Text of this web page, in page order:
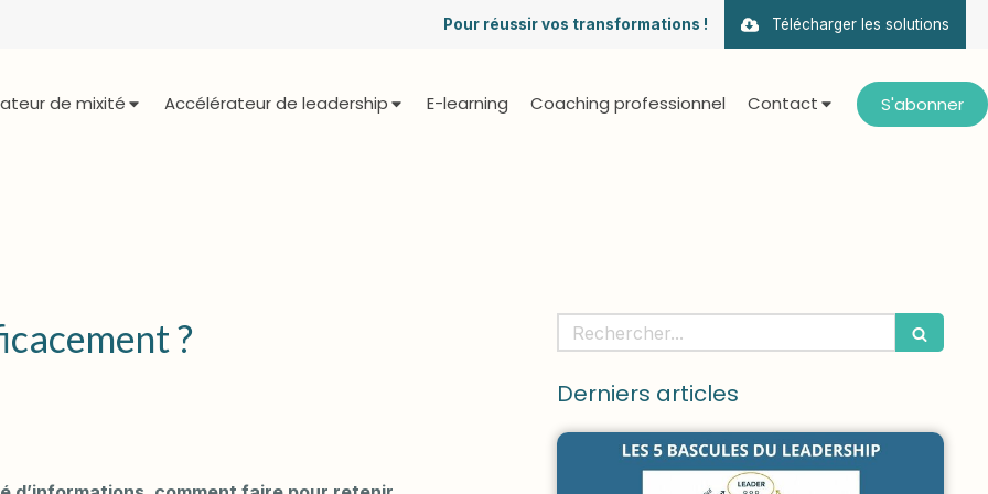
Télécharger les solutions
Pour réussir vos transformations !
de mixité Accélérateur de leadership E-learning Coaching professionnel Contact S'abonner
? Rechercher
Derniers articles